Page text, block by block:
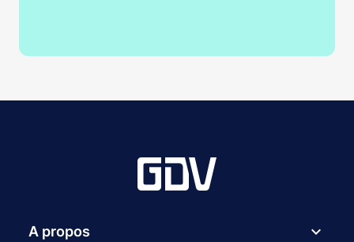
A propos expand_more